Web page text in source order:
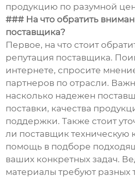
продукцию по разумной
### На что обратить
поставщика?
Первое, на что стоит
репутация поставщика.
интернете, спросите
партнеров по отрасли.
насколько надежен
поставки, качества
поддержки. Также стоит
ли поставщик техническую
помощь в подборе
ваших конкретных задач.
материалы требуют разных